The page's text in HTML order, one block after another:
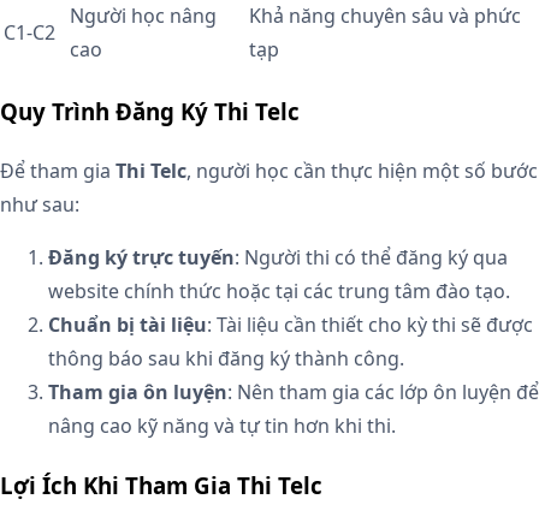
C1-C2
Người học nâng
cao
Khả năng chuyên sâu và phức
tạp
Quy Trình Đăng Ký Thi Telc
Để tham gia Thi Telc, người học cần thực hiện một số bước
như sau:
Đăng ký trực tuyến: Người thi có thể đăng ký qua
website chính thức hoặc tại các trung tâm đào tạo.
Chuẩn bị tài liệu: Tài liệu cần thiết cho kỳ thi sẽ được
thông báo sau khi đăng ký thành công.
Tham gia ôn luyện: Nên tham gia các lớp ôn luyện để
nâng cao kỹ năng và tự tin hơn khi thi.
Lợi Ích Khi Tham Gia Thi Telc